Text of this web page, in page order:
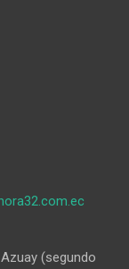
(segundo